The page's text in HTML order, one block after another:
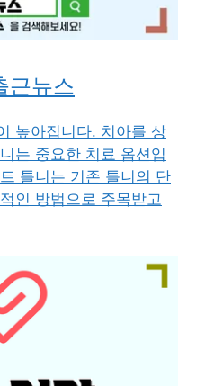
근뉴스
높아집니다. 치아를 상
는 중요한 치료 옵션입
틀니는 기존 틀니의 단
인 방법으로 주목받고